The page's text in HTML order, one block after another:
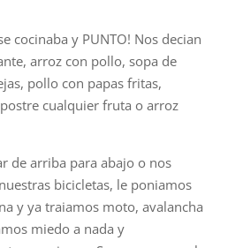
cocinaba y PUNTO! Nos decian
arroz con pollo, sopa de
pollo con papas fritas,
cualquier fruta o arroz
de arriba para abajo o nos
bicicletas, le poniamos
y ya traiamos moto, avalancha
miedo a nada y